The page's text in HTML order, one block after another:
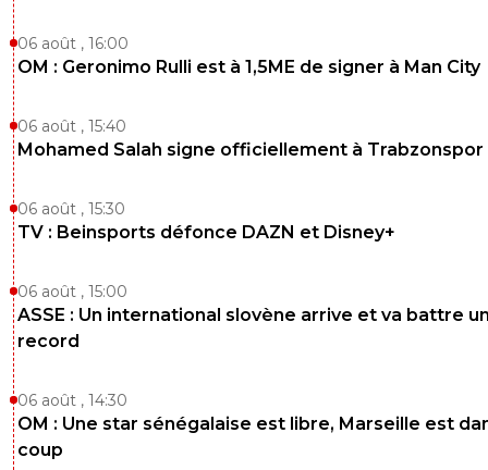
06 août , 16:00
OM : Geronimo Rulli est à 1,5ME de signer à Man City
06 août , 15:40
Mohamed Salah signe officiellement à Trabzonspor
06 août , 15:30
TV : Beinsports défonce DAZN et Disney+
06 août , 15:00
ASSE : Un international slovène arrive et va battre
record
06 août , 14:30
OM : Une star sénégalaise est libre, Marseille est
coup